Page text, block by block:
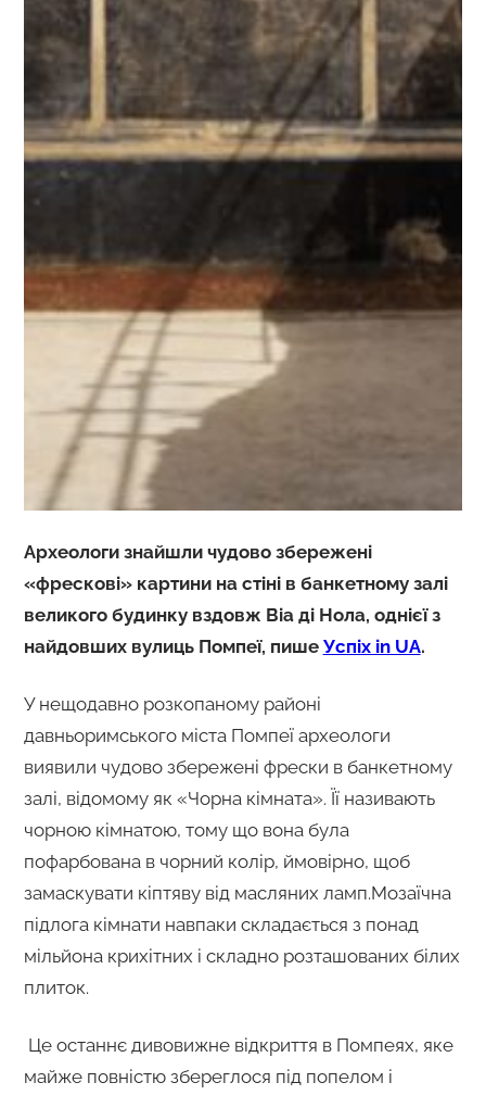
Археологи знайшли чудово збережені
«фрескові» картини на стіні в банкетному залі
великого будинку вздовж Віа ді Нола, однієї з
найдовших вулиць Помпеї, пише Успіх in UA.
У нещодавно розкопаному районі
давньоримського міста Помпеї археологи
виявили чудово збережені фрески в банкетному
залі, відомому як «Чорна кімната». Її називають
чорною кімнатою, тому що вона була
пофарбована в чорний колір, ймовірно, щоб
замаскувати кіптяву від масляних ламп.Мозаїчна
підлога кімнати навпаки складається з понад
мільйона крихітних і складно розташованих білих
плиток.
Це останнє дивовижне відкриття в Помпеях, яке
майже повністю збереглося під попелом і